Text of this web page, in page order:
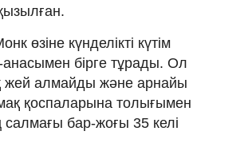
өзіне күнделікті күтім
бірге тұрады. Ол
жей алмайды және арнайы
қоспаларына толығымен
бар-жоғы 35 келі